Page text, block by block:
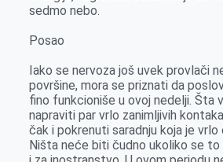
sedmo nebo.
Posao
Iako se nervoza još uvek provlači
površine, mora se priznati da
fino funkcioniše u ovoj nedelji. Šta
napraviti par vrlo zanimljivih
čak i pokrenuti saradnju koja je vrlo
Ništa neće biti čudno ukoliko se